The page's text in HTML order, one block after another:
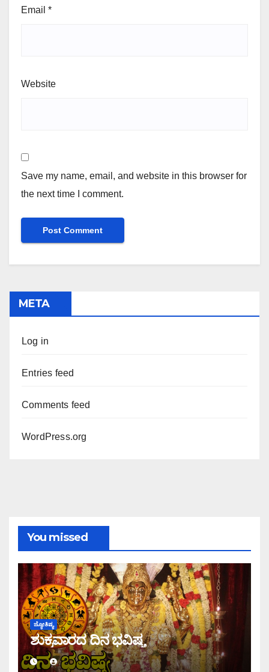
Email *
Website
Save my name, email, and website in this browser for
the next time I comment.
META
Log in
Entries feed
Comments feed
WordPress.org
You missed
ಜ್ಯೋತಿಷ್ಯ
ಶುಕ್ರವಾರದ ದಿನ ಭವಿಷ್ಯ